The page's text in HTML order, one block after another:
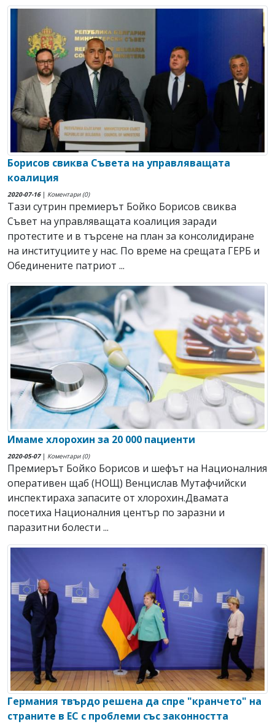
Борисов свиква Съвета на управляващата
коалиция
2020-07-16| Коментари (0)
Тази сутрин премиерът Бойко Борисов свиква
Съвет на управляващата коалиция заради
протестите и в търсене на план за консолидиране
на институциите у нас. По време на срещата ГЕРБ и
Обединените патриот ...
Имаме хлорохин за 20 000 пациенти
2020-05-07| Коментари (0)
Премиерът Бойко Борисов и шефът на Националния
оперативен щаб (НОЩ) Венцислав Мутафчийски
инспектираха запасите от хлорохин.Двамата
посетиха Националния център по заразни и
паразитни болести ...
Германия твърдо решена да спре "кранчето" на
страните в ЕС с проблеми със законността